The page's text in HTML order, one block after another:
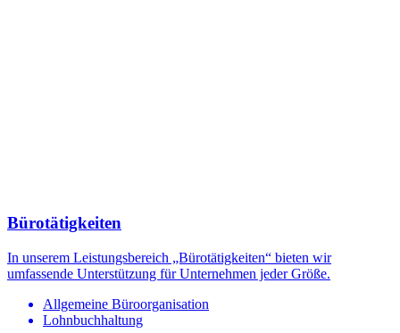
Bürotätigkeiten
In unserem Leistungsbereich „Bürotätigkeiten“ bieten wir
umfassende Unterstützung für Unternehmen jeder Größe.
Allgemeine Büroorganisation
Lohnbuchhaltung